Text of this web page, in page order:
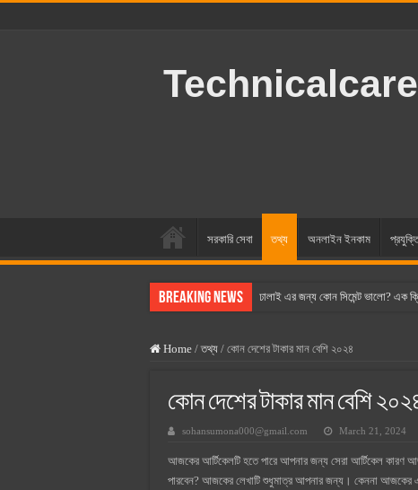
সরকারি সেবা তথ্য অনলাইন ইনকাম
Breaking News ঢালাই এর জন্য কোন সিমেন্ট ভালো? এক
স্ক্যান সিমেন্ট এর দাম ২০২৫
সুপারক্রিট সিমেন্ট দাম ২০২৫
জুডিশিয়াল ম্যাজিস্ট্রেট কি? জুডিশিয়াল
ওয়ালটন মোবাইল কিস্তিতে কেনার নিয়ম
Home / তথ্য / কোন দেশের টাকার মান বেশি ২০২৪
কোন দেশের টাকার মান বেশি
sohansumona000@gmail.com March 21, 2024
আজকের আর্টিকেলটি হতে পারে আপনার জন্য সেরা আর্টিকেল কারণ
পারবেন? আজকের লেখাটি শুধুমাত্র আপনার জন্য। কেননা আজকের